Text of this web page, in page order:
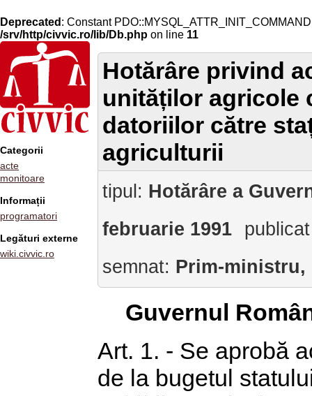
Deprecated : Constant
/srv/http/civvic.ro/lib/Db.php on line 11
Categorii
acte
monitoare
Informații
programatori
Legături externe
wiki.civvic.ro
Hotărâre privind
unităților agricole
datoriilor către
agriculturii
tipul: Hotărâre a
februarie 1991
semnat: Prim-ministru,
Guvernul
Art. 1. - Se aprobă
de la bugetul